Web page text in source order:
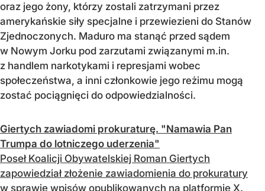
oraz jego żony, którzy zostali zatrzymani przez
amerykańskie siły specjalne i przewiezieni do Stanów
Zjednoczonych. Maduro ma stanąć przed sądem
w Nowym Jorku pod zarzutami związanymi m.in.
z handlem narkotykami i represjami wobec
społeczeństwa, a inni członkowie jego reżimu mogą
zostać pociągnięci do odpowiedzialności.
Giertych zawiadomi prokuraturę. "Namawia Pan
Trumpa do lotniczego uderzenia"
Poseł Koalicji Obywatelskiej Roman Giertych
zapowiedział złożenie zawiadomienia do prokuratury
w sprawie wpisów opublikowanych na platformie X.